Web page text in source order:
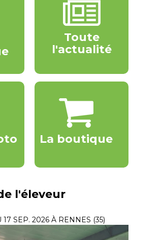
Toute
l'actualité
La boutique
l'éleveur
17 SEP. 2026 À RENNES (35)